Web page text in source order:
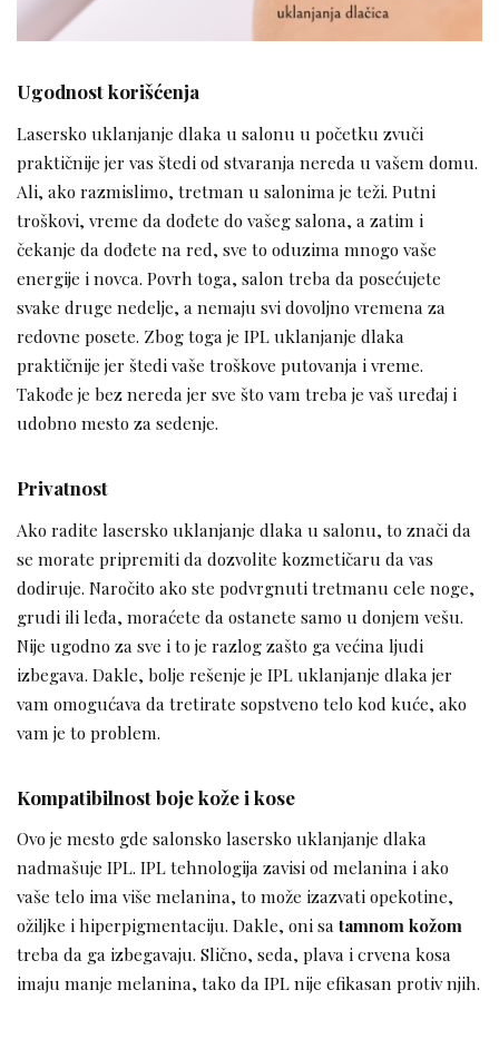
Ugodnost korišćenja
Lasersko uklanjanje dlaka u salonu u početku zvuči
praktičnije jer vas štedi od stvaranja nereda u vašem domu.
Ali, ako razmislimo, tretman u salonima je teži. Putni
troškovi, vreme da dođete do vašeg salona, a zatim i
čekanje da dođete na red, sve to oduzima mnogo vaše
energije i novca. Povrh toga, salon treba da posećujete
svake druge nedelje, a nemaju svi dovoljno vremena za
redovne posete. Zbog toga je IPL uklanjanje dlaka
praktičnije jer štedi vaše troškove putovanja i vreme.
Takođe je bez nereda jer sve što vam treba je vaš uređaj i
udobno mesto za sedenje.
Privatnost
Ako radite lasersko uklanjanje dlaka u salonu, to znači da
se morate pripremiti da dozvolite kozmetičaru da vas
dodiruje. Naročito ako ste podvrgnuti tretmanu cele noge,
grudi ili leđa, moraćete da ostanete samo u donjem vešu.
Nije ugodno za sve i to je razlog zašto ga većina ljudi
izbegava. Dakle, bolje rešenje je IPL uklanjanje dlaka jer
vam omogućava da tretirate sopstveno telo kod kuće, ako
vam je to problem.
Kompatibilnost boje kože i kose
Ovo je mesto gde salonsko lasersko uklanjanje dlaka
nadmašuje IPL. IPL tehnologija zavisi od melanina i ako
vaše telo ima više melanina, to može izazvati opekotine,
ožiljke i hiperpigmentaciju. Dakle, oni satamnom kožom
treba da ga izbegavaju. Slično, seda, plava i crvena kosa
imaju manje melanina, tako da IPL nije efikasan protiv njih.